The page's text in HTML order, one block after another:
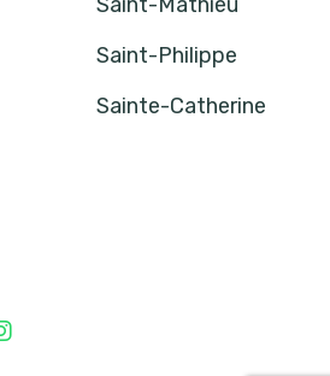
Saint-Philippe
Sainte-Catherine